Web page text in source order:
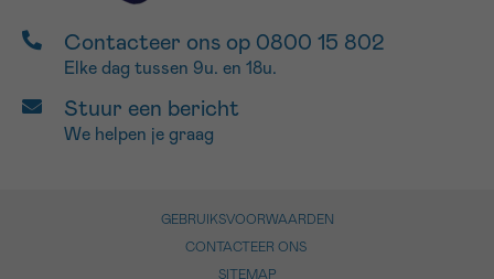
Contacteer ons op 0800 15 802
Elke dag tussen 9u. en 18u.
Stuur een bericht
We helpen je graag
GEBRUIKSVOORWAARDEN
CONTACTEER ONS
SITEMAP